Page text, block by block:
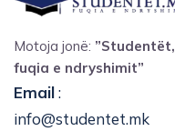
Motoja jonë: ”Studentët,
fuqia e ndryshimit”
Email:
info@studentet.mk